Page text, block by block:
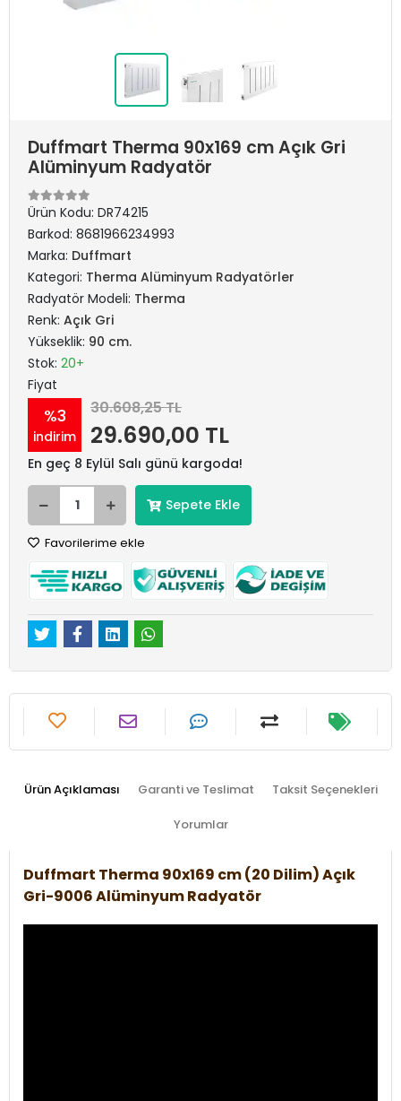
Duffmart Therma 90x169 cm Açık Gri
Alüminyum Radyatör
Ürün Kodu: DR74215
Barkod: 8681966234993
Marka: Duffmart
Kategori: Therma Alüminyum Radyatörler
Radyatör Modeli: Therma
Renk: Açık Gri
Yükseklik: 90 cm.
Stok: 20+
Fiyat
%3
indirim
30.608,25 TL
29.690,00 TL
En geç 8 Eylül Salı günü kargoda!
Sepete Ekle
Favorilerime ekle
Ürün Açıklaması Garanti ve Teslimat Taksit Seçenekleri
Yorumlar
Duffmart Therma 90x169 cm (20 Dilim) Açık
Gri-9006 Alüminyum Radyatör